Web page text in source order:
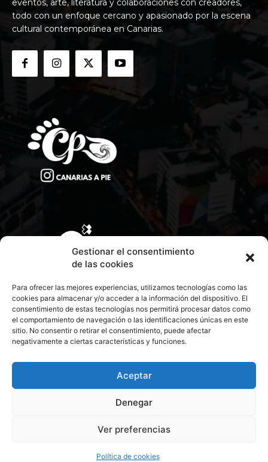
Gestionar el consentimiento
de las cookies
Para ofrecer las mejores experiencias, utilizamos tecnologías como las
cookies para almacenar y/o acceder a la información del dispositivo. El
consentimiento de estas tecnologías nos permitirá procesar datos como
el comportamiento de navegación o las identificaciones únicas en este
sitio. No consentir o retirar el consentimiento, puede afectar
negativamente a ciertas características y funciones.
Aceptar
Denegar
Ver preferencias
Política de cookies
eventos, arte, literatura y colaboraciones con creadores,
todo con un enfoque cercano y apasionado por la escena
cultural contemporánea en Canarias.
CONTACTA CON NOSOTROS
© 2026 Todos los derechos reservados. Culturamanía